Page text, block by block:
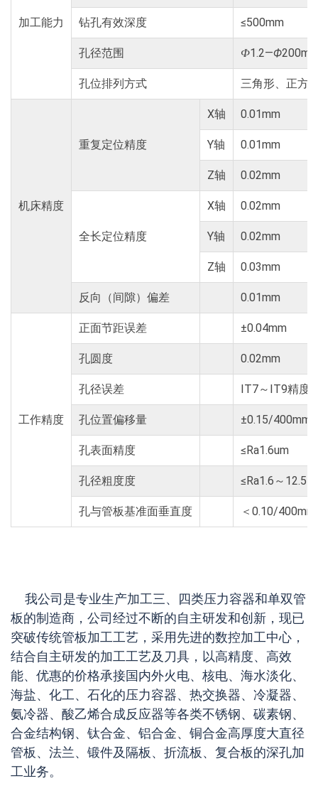
加工能力 钻孔有效深度 ≤500mm
孔径范围 Ф1.2―Ф
孔位排列方式 三角形、正方
机床精度
重复定位精度
X轴 0.01mm
Y轴 0.01mm
Z轴 0.02mm
全长定位精度
X轴 0.02mm
Y轴 0.02mm
Z轴 0.03mm
反向（间隙）偏差 0.01mm
工作精度
正面节距误差 ±0.04mm
孔圆度 0.02mm
孔径误差 IT7～IT9精度
孔位置偏移量 ±0.15/400mm
孔表面精度 ≤Ra1.6um
孔径粗度度 ≤Ra1.6～
孔与管板基准面垂直度 ＜0.10/
我公司是专业生产加工三、四类压力容器和单双管
板的制造商，公司经过不断的自主研发和创新，现已
突破传统管板加工工艺，采用先进的数控加工中心，
结合自主研发的加工工艺及刀具，以高精度、高效
能、优惠的价格承接国内外火电、核电、海水淡化、
海盐、化工、石化的压力容器、热交换器、冷凝器、
氨冷器、酸乙烯合成反应器等各类不锈钢、碳素钢、
合金结构钢、钛合金、铝合金、铜合金高厚度大直径
管板、法兰、锻件及隔板、折流板、复合板的深孔加
工业务。